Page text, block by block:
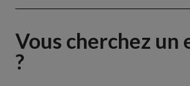
Vous cherchez un
?